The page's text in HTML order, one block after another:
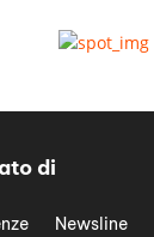
di
Newsline